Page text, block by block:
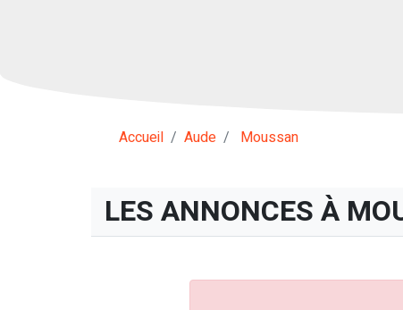
Accueil Aude Moussan
LES ANNONCES À